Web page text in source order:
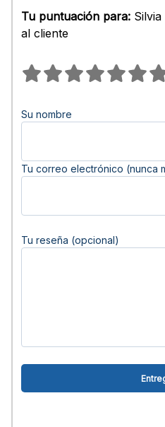
Tu puntuación para:
al cliente
Su nombre
Tu correo electrónico (nunca
Tu reseña (opcional)